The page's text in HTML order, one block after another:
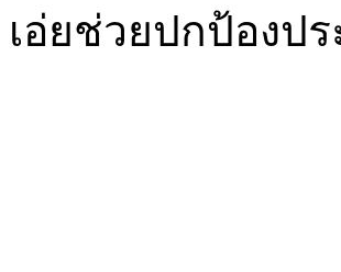
เอ่ยช่วยปกป้องป